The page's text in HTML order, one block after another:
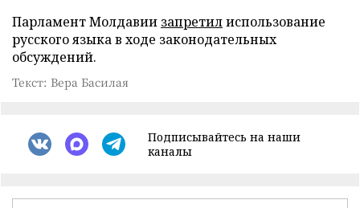
Парламент Молдавии запретилиспользование
русского языка в ходе законодательных
обсуждений.
Текст: Вера Басилая
Подписывайтесь на наши
каналы